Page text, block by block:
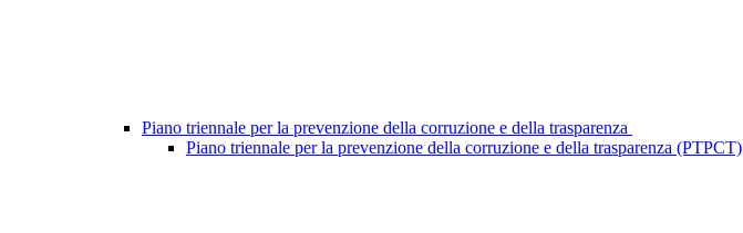
Piano triennale per la prevenzione della corruzione e della trasparenza
Piano triennale per la prevenzione della corruzione e della trasparenza (PTPCT)